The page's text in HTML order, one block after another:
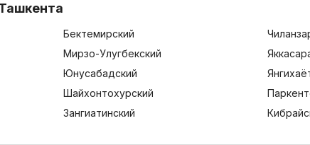
Бектемирский
Мирзо-Улугбекский
Юнусабадский
Шайхонтохурский
Зангиатинский